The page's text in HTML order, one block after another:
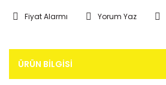
Fiyat Alarmı Yorum Yaz
ÜRÜN BILGISI